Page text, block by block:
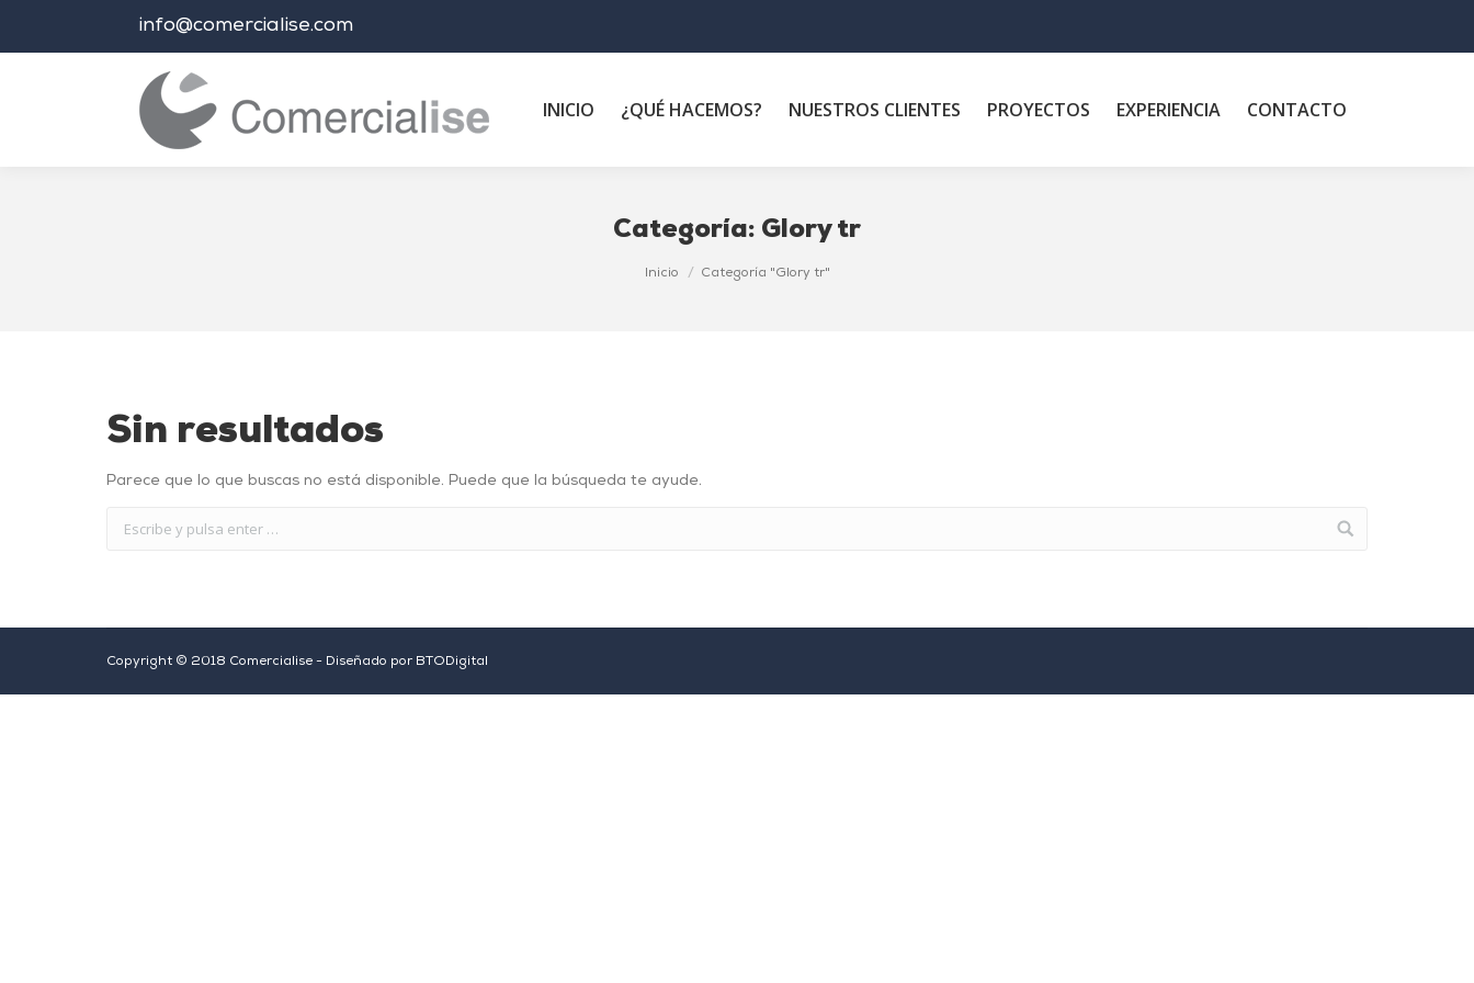
info@comercialise.com
INICIO ¿QUÉ HACEMOS? NUESTROS CLIENTES PROYECTOS EXPERIENCIA CONTACTO
Categoría: Glory tr
Inicio Categoría "Glory tr"
Sin resultados
Parece que lo que buscas no está disponible. Puede que la búsqueda te ayude.
Copyright © 2018 Comercialise - Diseñado por BTODigital